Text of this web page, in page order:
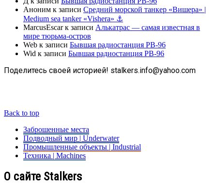
Аноним к записи Средний морской танкер «Вишера» |
Medium sea tanker «Vishera» ⚓
MarcusEscarк записи Алькатрас — самая известная в
мире тюрьма-остров
Web к записи Бывшая радиостанция РВ-96
Wid к записи Бывшая радиостанция РВ-96
Поделитесь своей историей! stalkers.info@yahoo.com
Back to top
Заброшенные места
Подводный мир | Underwater
Промышленные объекты | Industrial
Техника | Machines
О сайте Stalkers